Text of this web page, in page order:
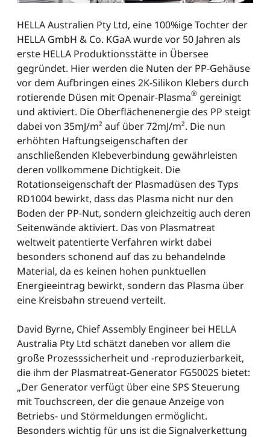
HELLA Australien Pty Ltd, eine 100%ige Tochter der
HELLA GmbH & Co. KGaA wurde vor 50 Jahren als
erste HELLA Produktionsstätte in Übersee
gegründet. Hier werden die Nuten der PP-Gehäuse
vor dem Aufbringen eines 2K-Silikon Klebers durch
rotierende Düsen mit Openair-Plasma® gereinigt
und aktiviert. Die Oberflächenenergie des PP steigt
dabei von 35mJ/m² auf über 72mJ/m². Die nun
erhöhten Haftungseigenschaften der
anschließenden Klebeverbindung gewährleisten
deren vollkommene Dichtigkeit. Die
Rotationseigenschaft der Plasmadüsen des Typs
RD1004 bewirkt, dass das Plasma nicht nur den
Boden der PP-Nut, sondern gleichzeitig auch deren
Seitenwände aktiviert. Das von Plasmatreat
weltweit patentierte Verfahren wirkt dabei
besonders schonend auf das zu behandelnde
Material, da es keinen hohen punktuellen
Energieeintrag bewirkt, sondern das Plasma über
eine Kreisbahn streuend verteilt.
David Byrne, Chief Assembly Engineer bei HELLA
Australia Pty Ltd schätzt daneben vor allem die
große Prozesssicherheit und -reproduzierbarkeit,
die ihm der Plasmatreat-Generator FG5002S bietet:
„Der Generator verfügt über eine SPS Steuerung
mit Touchscreen, der die genaue Anzeige von
Betriebs- und Störmeldungen ermöglicht.
Besonders wichtig für uns ist die Signalverkettung